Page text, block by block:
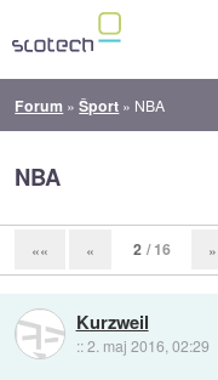
Forum »Šport » NBA
NBA
«« « 2 / 16 »
Kurzweil
::2. maj 2016, 02:29